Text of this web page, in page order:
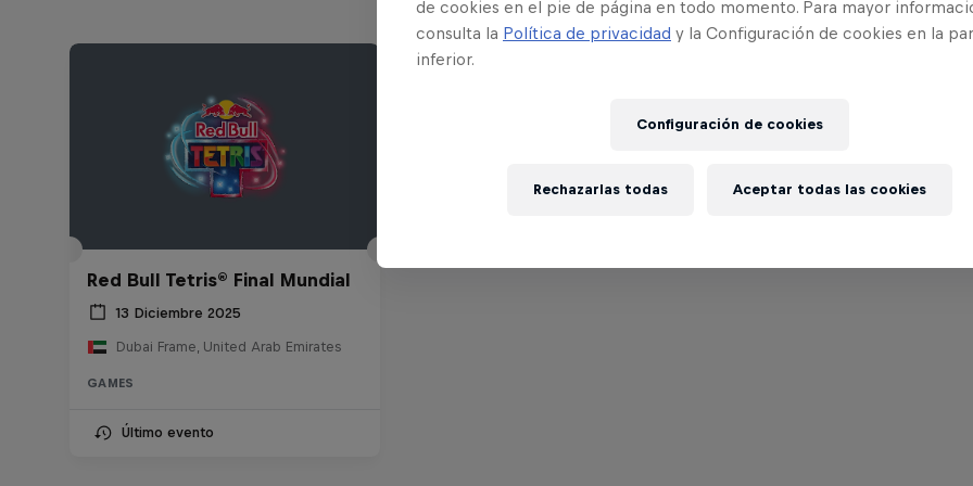
Red Bull Tetris® Final Mundial
13 Diciembre 2025
Dubai Frame, United Arab Emirates
GAMES
Último evento
de cookies en el pie de página en todo momento. Para mayor
consulta la Política de privacidad y la Configuración de cookies en la
inferior.
Configuración de cookies
Rechazarlas todas Aceptar todas las cookies